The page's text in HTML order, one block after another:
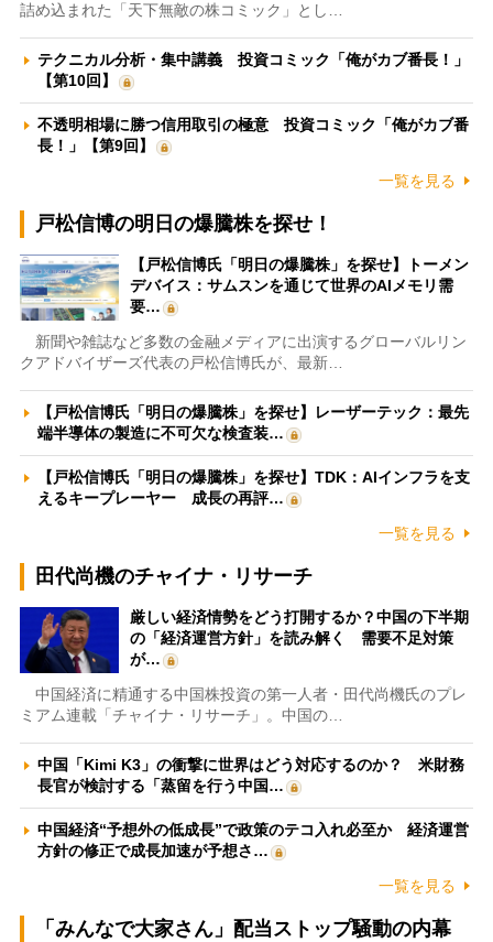
詰め込まれた「天下無敵の株コミック」とし…
テクニカル分析・集中講義 投資コミック「俺がカブ番長！」
【第10回】
不透明相場に勝つ信用取引の極意 投資コミック「俺がカブ番
長！」【第9回】
一覧を見る
戸松信博の明日の爆騰株を探せ！
【戸松信博氏「明日の爆騰株」を探せ】トーメン
デバイス：サムスンを通じて世界のAIメモリ需
要…
新聞や雑誌など多数の金融メディアに出演するグローバルリン
クアドバイザーズ代表の戸松信博氏が、最新…
【戸松信博氏「明日の爆騰株」を探せ】レーザーテック：最先
端半導体の製造に不可欠な検査装…
【戸松信博氏「明日の爆騰株」を探せ】TDK：AIインフラを支
えるキープレーヤー 成長の再評…
一覧を見る
田代尚機のチャイナ・リサーチ
厳しい経済情勢をどう打開するか？中国の下半期
の「経済運営方針」を読み解く 需要不足対策
が…
中国経済に精通する中国株投資の第一人者・田代尚機氏のプレ
ミアム連載「チャイナ・リサーチ」。中国の…
中国「Kimi K3」の衝撃に世界はどう対応するのか？ 米財務
長官が検討する「蒸留を行う中国…
中国経済“予想外の低成長”で政策のテコ入れ必至か 経済運営
方針の修正で成長加速が予想さ…
一覧を見る
「みんなで大家さん」配当ストップ騒動の内幕